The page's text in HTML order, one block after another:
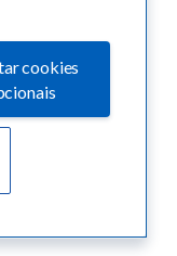
cookies